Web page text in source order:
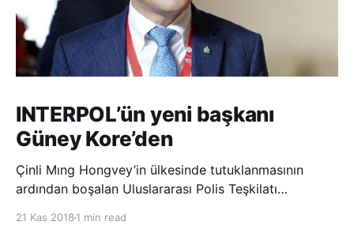
INTERPOL’ün yeni başkanı
Güney Kore’den
Çinli Mıng Hongvey’in ülkesinde tutuklanmasının
ardından boşalan Uluslararası Polis Teşkilatı
21 Kas 2018 1 min read